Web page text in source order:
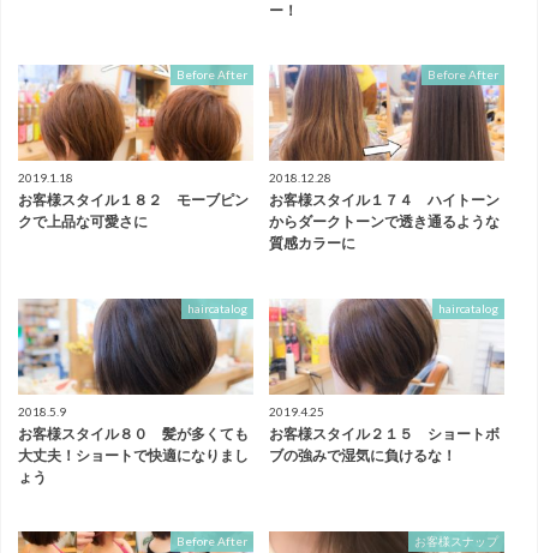
ー！
Before After
2019.1.18
お客様スタイル１８２ モーブピン
クで上品な可愛さに
Before After
2018.12.28
お客様スタイル１７４ ハイトーン
からダークトーンで透き通るような
質感カラーに
haircatalog
2018.5.9
お客様スタイル８０ 髪が多くても
大丈夫！ショートで快適になりまし
ょう
haircatalog
2019.4.25
お客様スタイル２１５ ショートボ
ブの強みで湿気に負けるな！
Before After お客様スナップ